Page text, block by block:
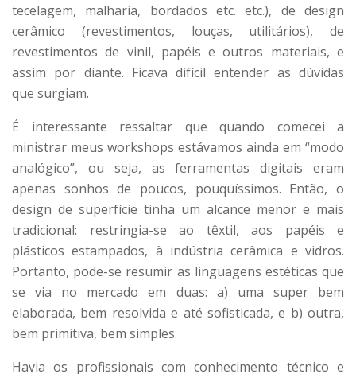
tecelagem, malharia, bordados etc. etc.), de design
cerâmico (revestimentos, louças, utilitários), de
revestimentos de vinil, papéis e outros materiais, e
assim por diante. Ficava difícil entender as dúvidas
que surgiam.
É interessante ressaltar que quando comecei a
ministrar meus workshops estávamos ainda em “modo
analógico”, ou seja, as ferramentas digitais eram
apenas sonhos de poucos, pouquíssimos. Então, o
design de superfície tinha um alcance menor e mais
tradicional: restringia-se ao têxtil, aos papéis e
plásticos estampados, à indústria cerâmica e vidros.
Portanto, pode-se resumir as linguagens estéticas que
se via no mercado em duas: a) uma super bem
elaborada, bem resolvida e até sofisticada, e b) outra,
bem primitiva, bem simples.
Havia os profissionais com conhecimento técnico e